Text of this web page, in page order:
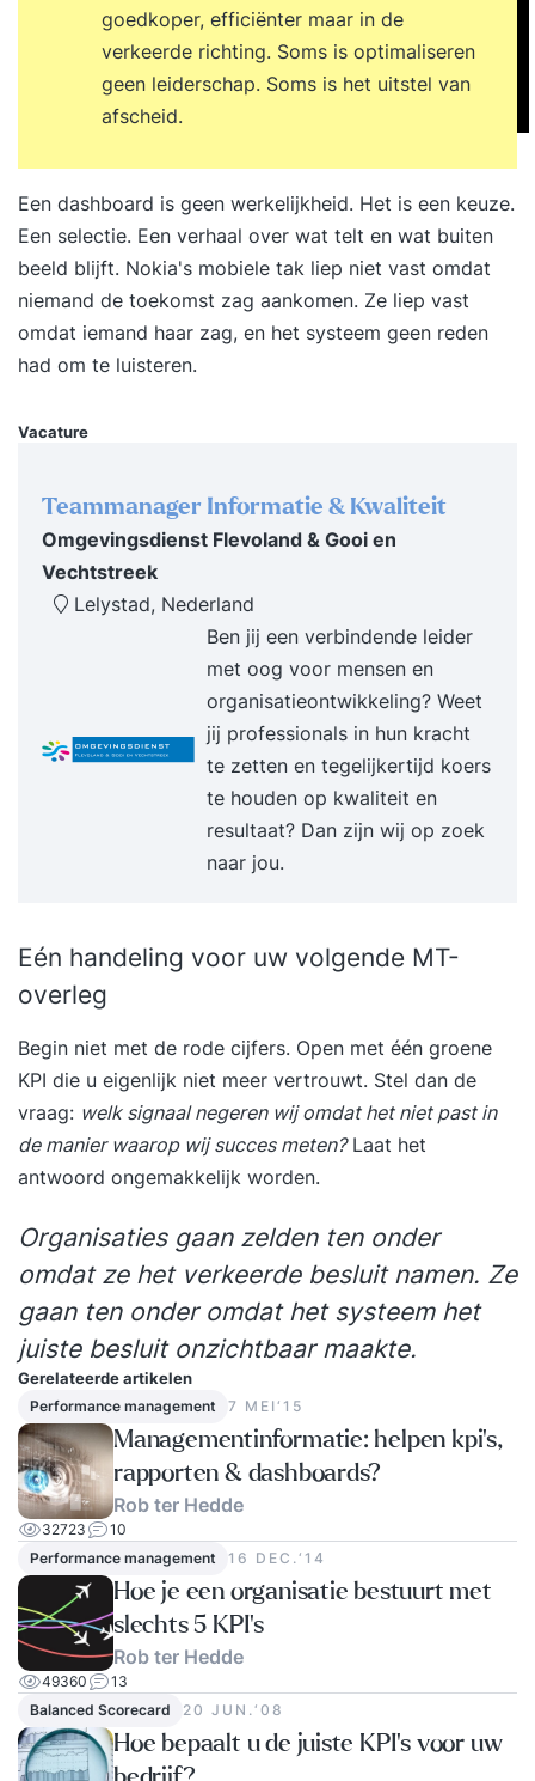
goedkoper, efficiënter maar in de
verkeerde richting. Soms is optimaliseren
geen leiderschap. Soms is het uitstel van
afscheid.
Een dashboard is geen werkelijkheid. Het is een keuze.
Een selectie. Een verhaal over wat telt en wat buiten
beeld blijft. Nokia's mobiele tak liep niet vast omdat
niemand de toekomst zag aankomen. Ze liep vast
omdat iemand haar zag, en het systeem geen reden
had om te luisteren.
Vacature
Teammanager Informatie & Kwaliteit
Omgevingsdienst Flevoland & Gooi en
Vechtstreek
Lelystad, Nederland
Ben jij een verbindende leider
met oog voor mensen en
organisatieontwikkeling? Weet
jij professionals in hun kracht
te zetten en tegelijkertijd koers
te houden op kwaliteit en
resultaat? Dan zijn wij op zoek
naar jou.
Eén handeling voor uw volgende MT-
overleg
Begin niet met de rode cijfers. Open met één groene
KPI die u eigenlijk niet meer vertrouwt. Stel dan de
vraag: welk signaal negeren wij omdat het niet past in
de manier waarop wij succes meten?Laat het
antwoord ongemakkelijk worden.
Organisaties gaan zelden ten onder
omdat ze het verkeerde besluit namen. Ze
gaan ten onder omdat het systeem het
juiste besluit onzichtbaar maakte.
Gerelateerde artikelen
Performance management 7 MEI‘15
Managementinformatie: helpen kpi's,
rapporten & dashboards?
Rob ter Hedde
32723
10
Performance management
16 DEC.‘14
Hoe je een organisatie bestuurt met
slechts 5 KPI’s
Rob ter Hedde
49360
13
Balanced Scorecard
20 JUN.‘08
Hoe bepaalt u de juiste KPI's voor uw